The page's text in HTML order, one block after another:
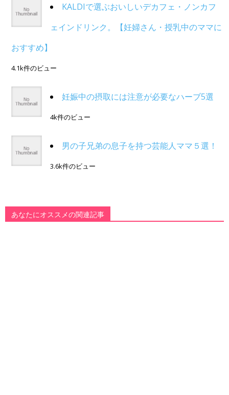
KALDIで選ぶおいしいデカフェ・ノンカフ
ェインドリンク。【妊婦さん・授乳中のママに
おすすめ】
4.1k件のビュー
妊娠中の摂取には注意が必要なハーブ5選
4k件のビュー
男の子兄弟の息子を持つ芸能人ママ５選！
3.6k件のビュー
あなたにオススメの関連記事